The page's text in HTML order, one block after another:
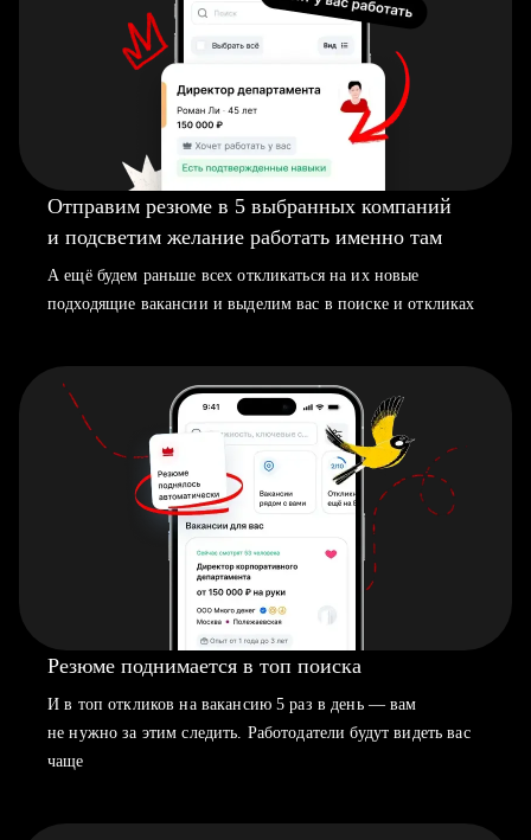
Отправим резюме в 5 выбранных компаний
и подсветим желание работать именно там
А ещё будем раньше всех откликаться на их новые
подходящие вакансии и выделим вас в поиске и откликах
Резюме поднимается в топ поиска
И в топ откликов на вакансию 5 раз в день — вам
не нужно за этим следить. Работодатели будут видеть вас
чаще